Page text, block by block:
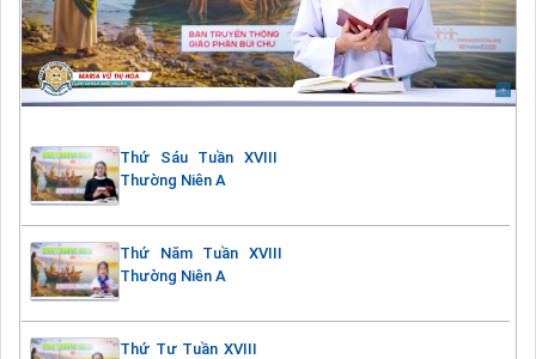
Thứ Sáu Tuần XVIII
Thường Niên A
Thứ Năm Tuần XVIII
Thường Niên A
Thứ Tư Tuần XVIII